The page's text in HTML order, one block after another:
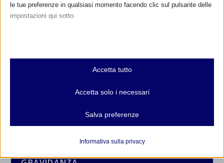
CALENDARIO EVENTI
TUTTI GLI EVENTI
FARMACI IN ALLATTAMENTO E
le tue preferenze in qualsiasi momento facendo clic sul pulsante delle
impostazioni qui sotto.
Essenziali
I cookie e i servizi essenziali abilitano le funzioni di base e sono
e servizi non richiedono il consenso dell'utente secondo il GDPR.
Analitici
interagiscono con il nostro sito web.
Accetta tutto
Accetta solo i necessari
Salva preferenze
Informativa sulla privacy